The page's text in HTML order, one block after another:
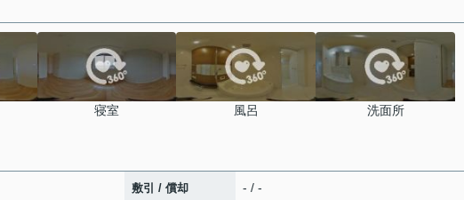
寝室 風呂 洗面所
敷引 / 償却 - / -